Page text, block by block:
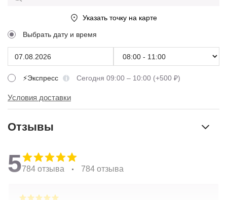
Указать точку на карте
Выбрать дату и время
⚡Экспресс Сегодня 09:00 – 10:00 (+500 ₽)
Условия доставки
Отзывы
5784 отзыва 784 отзыва